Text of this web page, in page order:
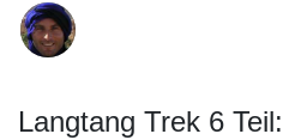
Langtang Trek 6